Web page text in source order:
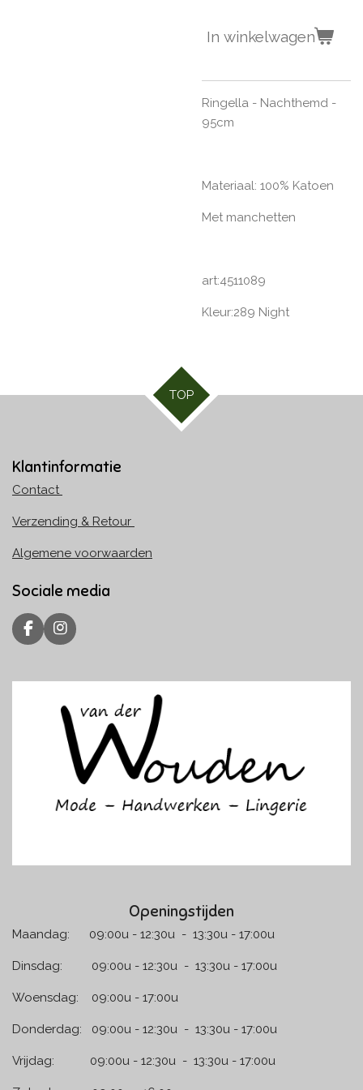
In winkelwagen
Ringella - Nachthemd -
95cm
Materiaal: 100% Katoen
Met manchetten
art:4511089
Kleur:289 Night
TOP
Klantinformatie
Contact
Verzending & Retour
Algemene voorwaarden
Sociale media
F
a
e
I
n
t
g
r
a
m
Openingstijden
Maandag: 09:00u - 12:30u - 13:30u - 17:00u
Dinsdag: 09:00u - 12:30u - 13:30u - 17:00u
Woensdag: 09:00u - 17:00u
Donderdag: 09:00u - 12:30u - 13:30u - 17:00u
Vrijdag: 09:00u - 12:30u - 13:30u - 17:00u